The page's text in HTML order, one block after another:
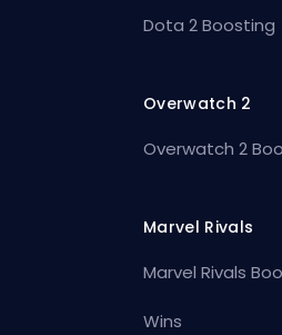
Dota 2 Boosting
Overwatch 2
Overwatch 2
Marvel Rivals
Marvel Rivals
Wins